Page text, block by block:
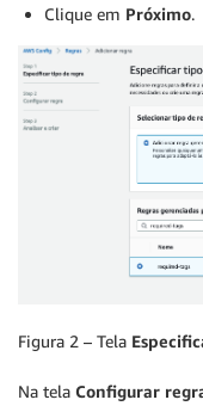
Clique em Próximo.
Figura 2 – Tela
Na tela Configurar